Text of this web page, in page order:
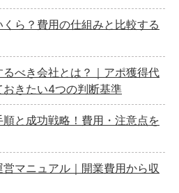
ら？費用の仕組みと比較する
べき会社とは？｜アポ獲得代
きたい4つの判断基準
と成功戦略！費用・注意点を
マニュアル｜開業費用から収